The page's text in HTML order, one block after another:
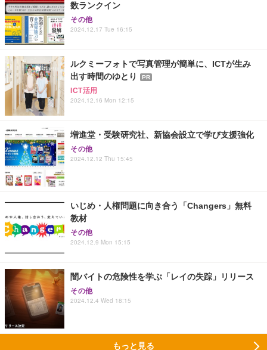
数ランクイン
その他
2024.12.17 Tue 16:15
ルクミーフォトで写真管理が簡単に、ICTが生み
出す時間のゆとり
PR
ICT活用
2024.12.16 Mon 12:15
増進堂・受験研究社、新協会設立で学び支援強化
その他
2024.12.12 Thu 15:45
いじめ・人権問題に向き合う「Changers」無料
教材
その他
2024.12.9 Mon 15:15
闇バイトの危険性を学ぶ「レイの失踪」リリース
その他
2024.12.4 Wed 18:15
もっと見る